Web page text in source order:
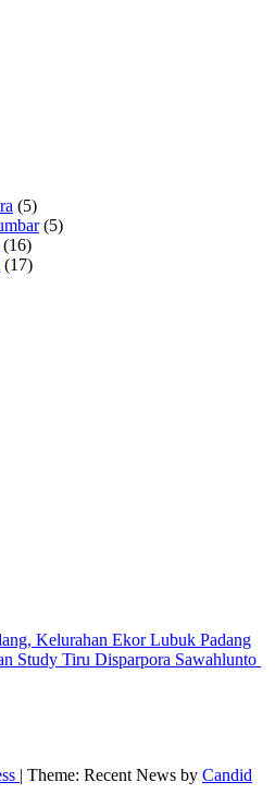
(5)
(5)
(16)
(17)
Kelurahan Ekor Lubuk Padang
Study Tiru Disparpora Sawahlunto
| Theme: Recent News by Candid